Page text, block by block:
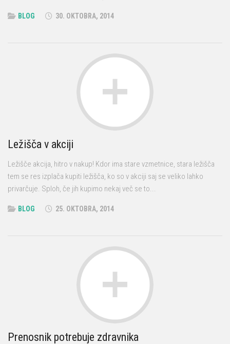
BLOG 30. OKTOBRA, 2014
Ležišča v akciji
Ležišče akcija, hitro v nakup! Kdor ima stare vzmetnice, stara ležišča
tem se res izplača kupiti ležišča, ko so v akciji saj se veliko lahko
privarčuje. Sploh, če jih kupimo nekaj več se to...
BLOG 25. OKTOBRA, 2014
Prenosnik potrebuje zdravnika